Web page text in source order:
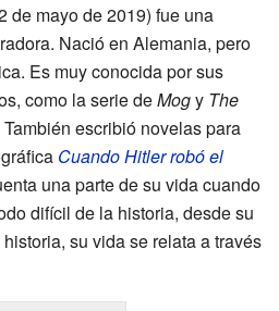
de mayo de 2019) fue una
Nació en Alemania, pero
Es muy conocida por sus
como la serie deMogy The
También escribió novelas para
Cuando Hitler robó el
una parte de su vida cuando
difícil de la historia, desde su
su vida se relata a través